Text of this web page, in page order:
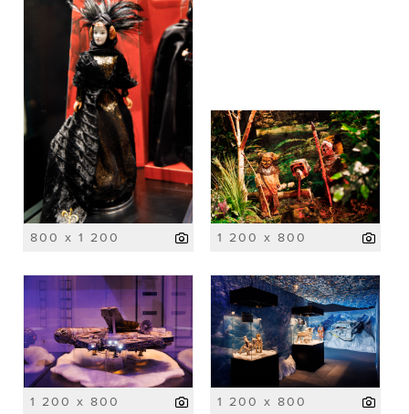
800 x 1 200 1 200 x 800
1 200 x 800 1 200 x 800